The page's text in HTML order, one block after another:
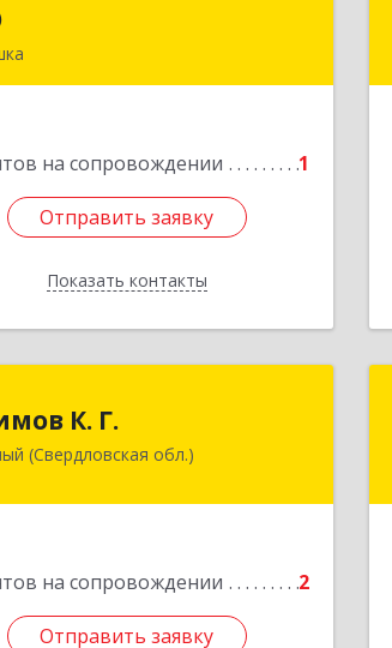
на сопровождении 1
Отправить заявку
Показать контакты
Подробнее
Отправить заявку
Назад
К. Г.
(Свердловская обл.)
на сопровождении 2
Отправить заявку
обл, г. Заречный, ул.
Отправить заявку